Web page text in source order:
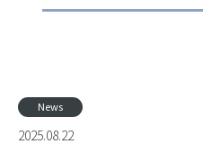
News
2025.08.22